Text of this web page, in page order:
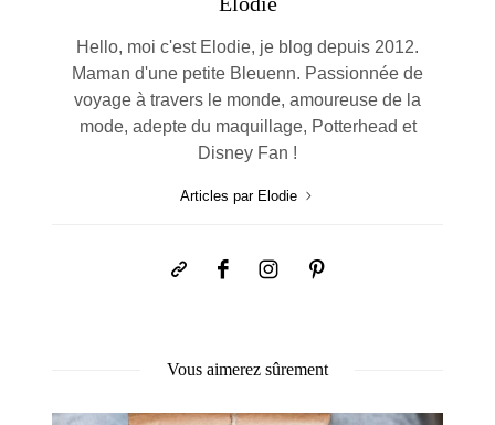
Hello, moi c'est Elodie, je blog depuis 2012.
Maman d'une petite Bleuenn. Passionnée de
voyage à travers le monde, amoureuse de la
mode, adepte du maquillage, Potterhead et
Disney Fan !
Articles par Elodie
Vous aimerez sûrement